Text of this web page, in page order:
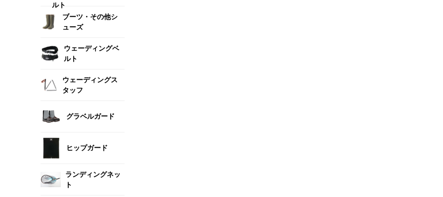
ブーツ・その他シ
ューズ
ウェーディングベ
ルト
ウェーディングス
タッフ
グラベルガード
ヒップガード
ランディングネッ
ト